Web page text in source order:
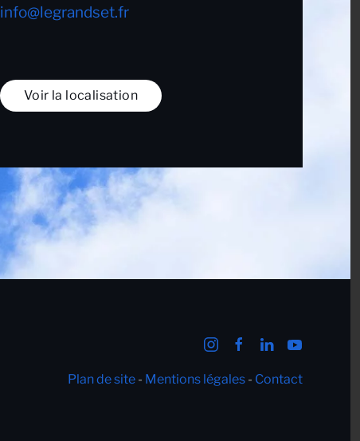
info@legrandset.fr
Voir la localisation
Plan de site - Mentions légales - Contact